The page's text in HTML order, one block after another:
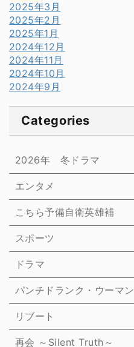
2025年3月
2025年2月
2025年1月
2024年12月
2024年11月
2024年10月
2024年9月
Categories
2026年 冬ドラマ
エンタメ
こちら予備自衛英雄補
スポーツ
ドラマ
パンチドランク・ウーマン
リブート
再会 ～Silent Truth～